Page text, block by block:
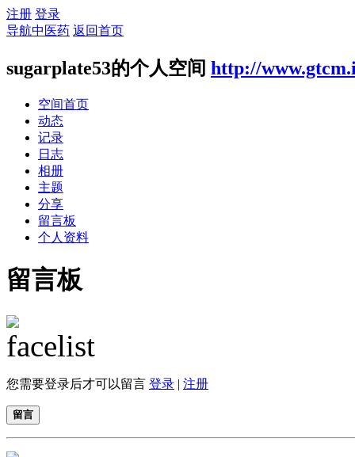
注册 登录
导航中医药 返回首页
sugarplate53的个人空间 http://
空间首页
动态
记录
日志
相册
主题
分享
留言板
个人资料
留言板
您需要登录后才可以留言 登录 | 注册
留言